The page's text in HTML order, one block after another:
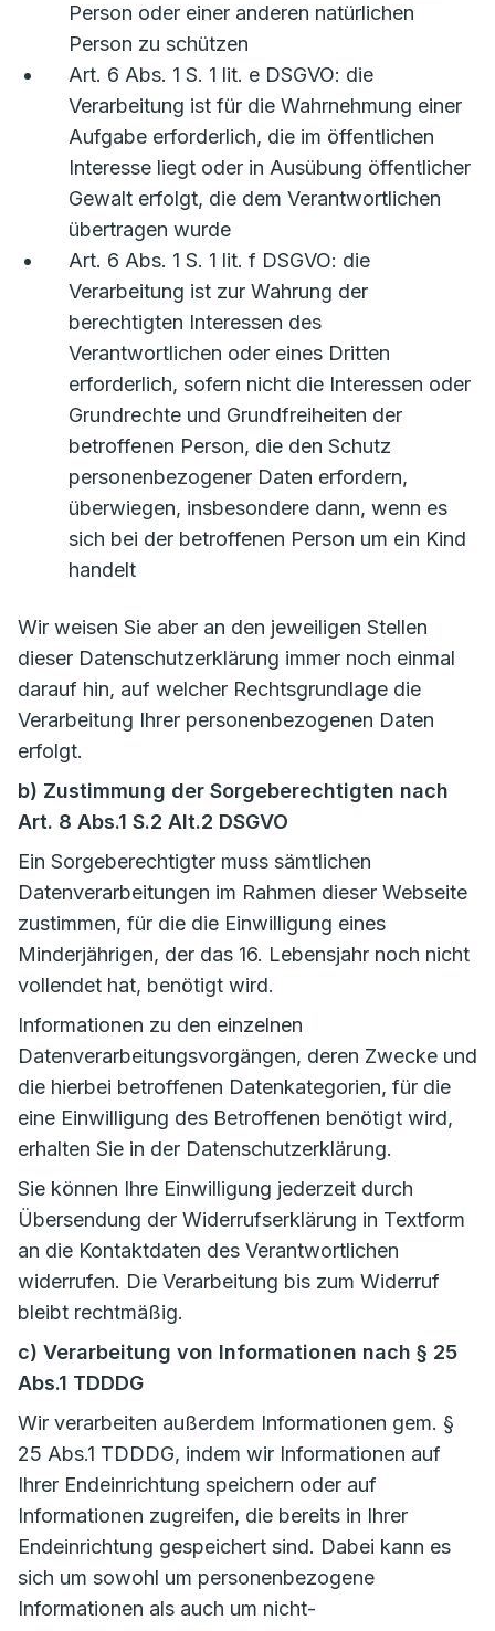
Person oder einer anderen natürlichen
Person zu schützen
Art. 6 Abs. 1 S. 1 lit. e DSGVO: die
Verarbeitung ist für die Wahrnehmung einer
Aufgabe erforderlich, die im öffentlichen
Interesse liegt oder in Ausübung öffentlicher
Gewalt erfolgt, die dem Verantwortlichen
übertragen wurde
Art. 6 Abs. 1 S. 1 lit. f DSGVO: die
Verarbeitung ist zur Wahrung der
berechtigten Interessen des
Verantwortlichen oder eines Dritten
erforderlich, sofern nicht die Interessen oder
Grundrechte und Grundfreiheiten der
betroffenen Person, die den Schutz
personenbezogener Daten erfordern,
überwiegen, insbesondere dann, wenn es
sich bei der betroffenen Person um ein Kind
handelt
Wir weisen Sie aber an den jeweiligen Stellen
dieser Datenschutzerklärung immer noch einmal
darauf hin, auf welcher Rechtsgrundlage die
Verarbeitung Ihrer personenbezogenen Daten
erfolgt.
b) Zustimmung der Sorgeberechtigten nach
Art. 8 Abs.1 S.2 Alt.2 DSGVO
Ein Sorgeberechtigter muss sämtlichen
Datenverarbeitungen im Rahmen dieser Webseite
zustimmen, für die die Einwilligung eines
Minderjährigen, der das 16. Lebensjahr noch nicht
vollendet hat, benötigt wird.
Informationen zu den einzelnen
Datenverarbeitungsvorgängen, deren Zwecke und
die hierbei betroffenen Datenkategorien, für die
eine Einwilligung des Betroffenen benötigt wird,
erhalten Sie in der Datenschutzerklärung.
Sie können Ihre Einwilligung jederzeit durch
Übersendung der Widerrufserklärung in Textform
an die Kontaktdaten des Verantwortlichen
widerrufen. Die Verarbeitung bis zum Widerruf
bleibt rechtmäßig.
c) Verarbeitung von Informationen nach § 25
Abs.1 TDDDG
Wir verarbeiten außerdem Informationen gem. §
25 Abs.1 TDDDG, indem wir Informationen auf
Ihrer Endeinrichtung speichern oder auf
Informationen zugreifen, die bereits in Ihrer
Endeinrichtung gespeichert sind. Dabei kann es
sich um sowohl um personenbezogene
Informationen als auch um nicht-